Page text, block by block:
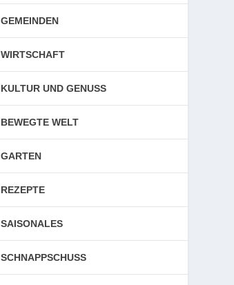
GEMEINDEN
WIRTSCHAFT
KULTUR UND GENUSS
BEWEGTE WELT
GARTEN
REZEPTE
SAISONALES
SCHNAPPSCHUSS